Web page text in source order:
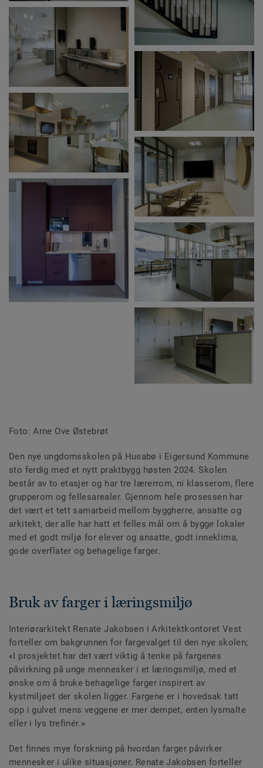
Foto: Arne Ove Østebrøt
Den nye ungdomsskolen på Husabø i Eigersund Kommune
sto ferdig med et nytt praktbygg høsten 2024. Skolen
består av to etasjer og har tre lærerrom, ni klasserom, flere
grupperom og fellesarealer. Gjennom hele prosessen har
det vært et tett samarbeid mellom byggherre, ansatte og
arkitekt, der alle har hatt et felles mål om å bygge lokaler
med et godt miljø for elever og ansatte, godt inneklima,
gode overflater og behagelige farger.
Bruk av farger i læringsmiljø
Interiørarkitekt Renate Jakobsen i Arkitektkontoret Vest
forteller om bakgrunnen for fargevalget til den nye skolen;
«I prosjektet har det vært viktig å tenke på fargenes
påvirkning på unge mennesker i et læringsmiljø, med et
ønske om å bruke behagelige farger inspirert av
kystmiljøet der skolen ligger. Fargene er i hovedsak tatt
opp i gulvet mens veggene er mer dempet, enten lysmalte
eller i lys trefinér.»
Det finnes mye forskning på hvordan farger påvirker
mennesker i ulike situasjoner. Renate Jakobsen forteller